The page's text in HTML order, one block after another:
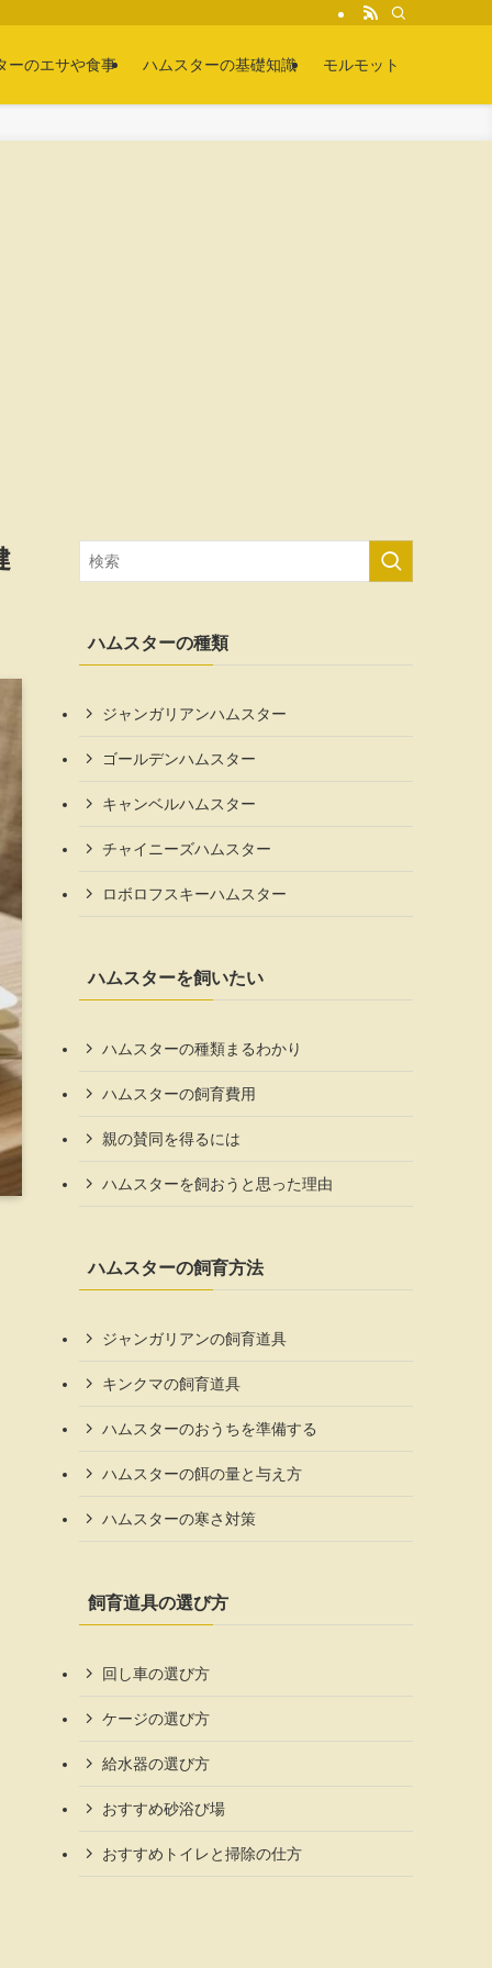
ーのエサや食事 ハムスターの基礎知識 モルモット
ハムスターの種類
ジャンガリアンハムスター
ゴールデンハムスター
キャンベルハムスター
チャイニーズハムスター
ロボロフスキーハムスター
ハムスターを飼いたい
ハムスターの種類まるわかり
ハムスターの飼育費用
親の賛同を得るには
ハムスターを飼おうと思った理由
ハムスターの飼育方法
ジャンガリアンの飼育道具
キンクマの飼育道具
ハムスターのおうちを準備する
ハムスターの餌の量と与え方
ハムスターの寒さ対策
飼育道具の選び方
回し車の選び方
ケージの選び方
給水器の選び方
おすすめ砂浴び場
おすすめトイレと掃除の仕方